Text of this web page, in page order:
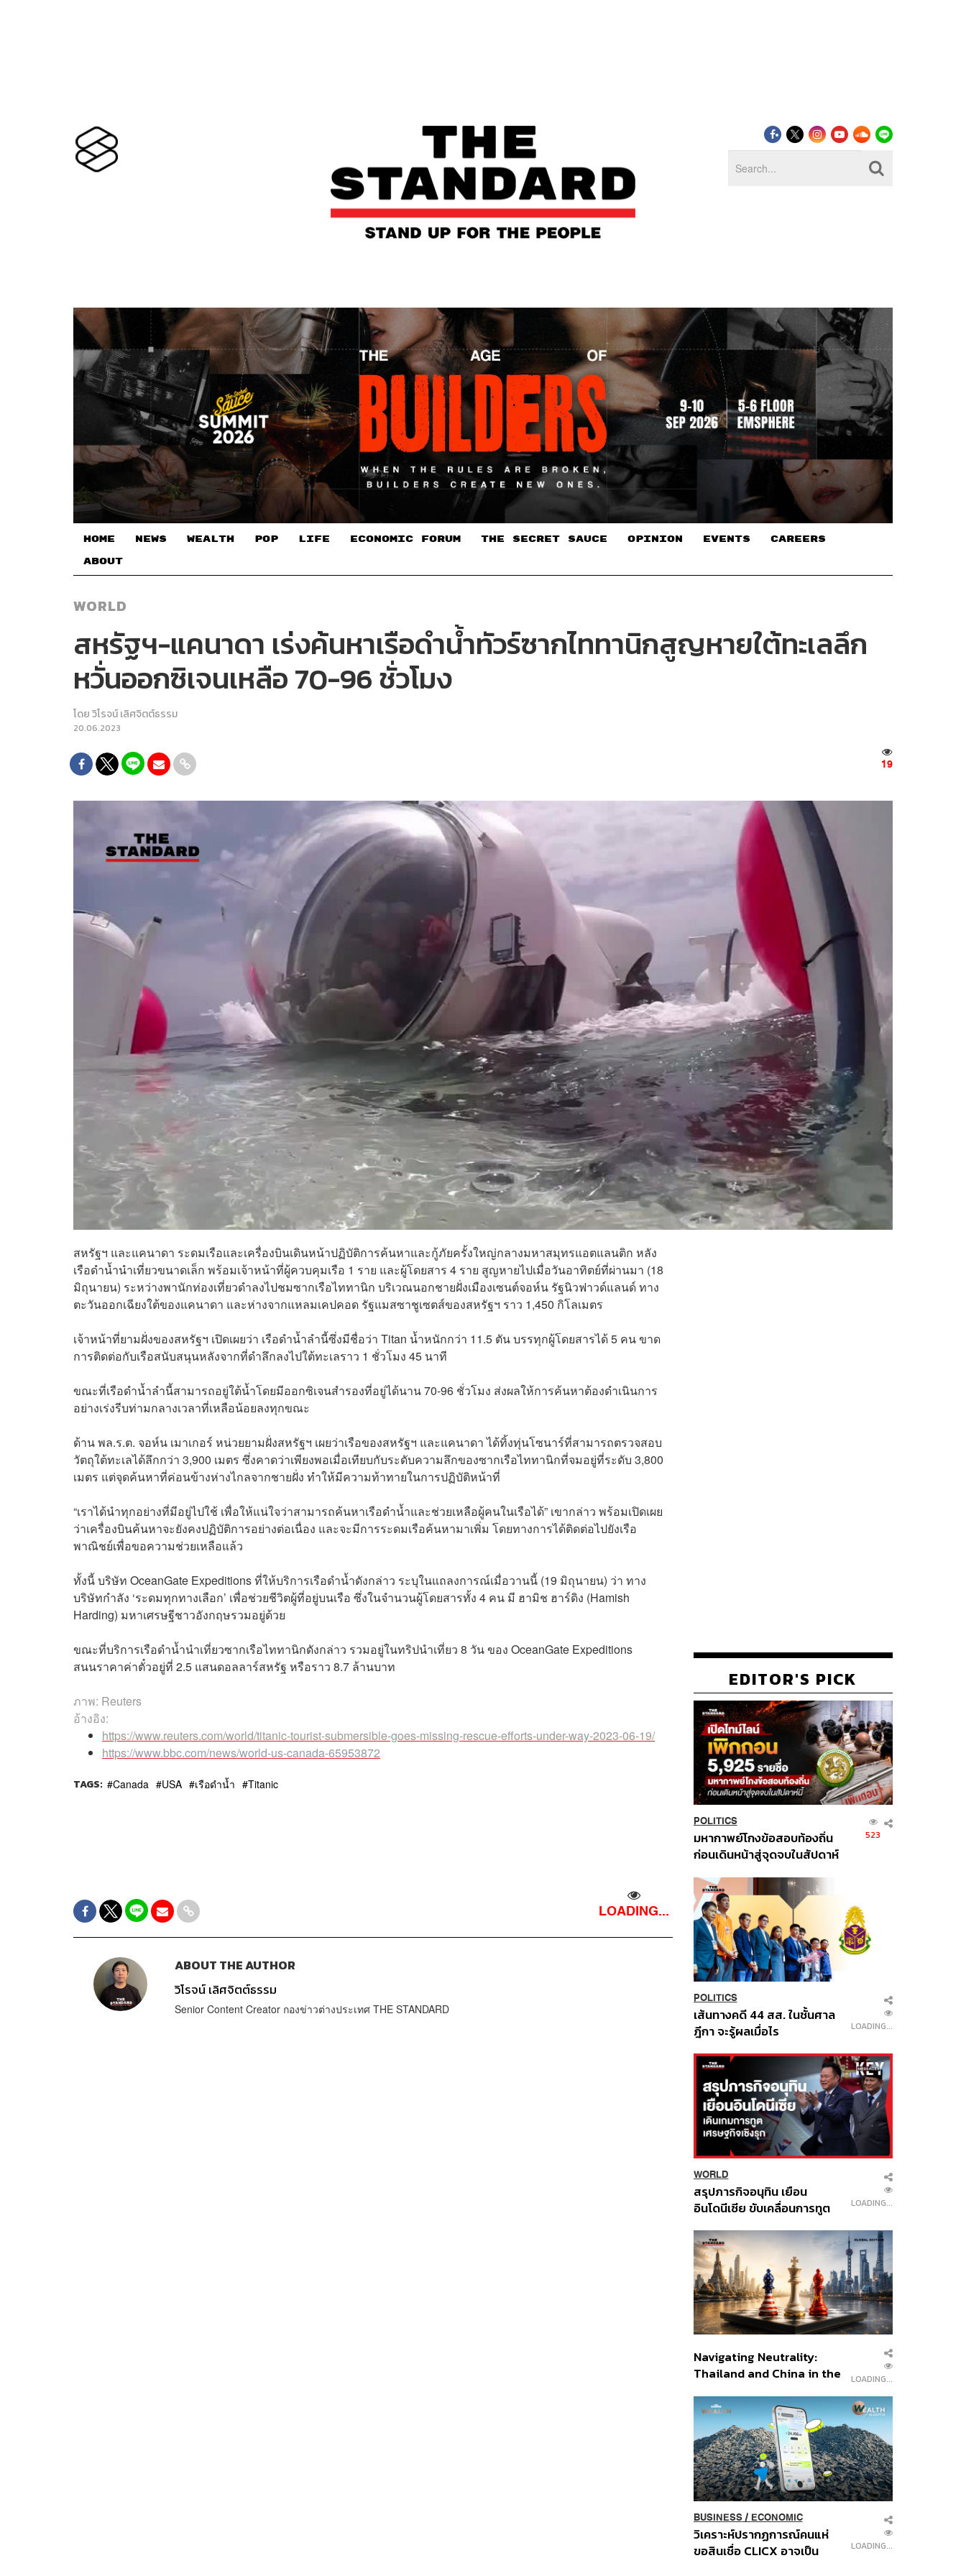
HOME NEWS WEALTH POP LIFE ECONOMIC FORUM THE SECRET SAUCE​ OPINION EVENTS CAREERS
ABOUT
WORLD
สหรัฐฯ-แคนาดา เร่งค้นหาเรือดำน้ำทัวร์ซากไททานิกสูญหายใต้ทะเลลึก
หวั่นออกซิเจนเหลือ 70-96 ชั่วโมง
โดยวิโรจน์ เลิศจิตต์ธรรม
20.06.2023
19
สหรัฐฯ และแคนาดา ระดมเรือและเครื่องบินเดินหน้าปฏิบัติการค้นหาและกู้ภัยครั้งใหญ่กลางมหาสมุทรแอตแลนติก หลัง
เรือดำน้ำนำเที่ยวขนาดเล็ก พร้อมเจ้าหน้าที่ผู้ควบคุมเรือ 1 ราย และผู้โดยสาร 4 ราย สูญหายไปเมื่อวันอาทิตย์ที่ผ่านมา (18
มิถุนายน) ระหว่างพานักท่องเที่ยวดำลงไปชมซากเรือไททานิก บริเวณนอกชายฝั่งเมืองเซนต์จอห์น รัฐนิวฟาวด์แลนด์ ทาง
ตะวันออกเฉียงใต้ของแคนาดา และห่างจากแหลมเคปคอด รัฐแมสซาชูเซตส์ของสหรัฐฯ ราว 1,450 กิโลเมตร
เจ้าหน้าที่ยามฝั่งของสหรัฐฯ เปิดเผยว่า เรือดำน้ำลำนี้ซึ่งมีชื่อว่า Titan น้ำหนักกว่า 11.5 ตัน บรรทุกผู้โดยสารได้ 5 คน ขาด
การติดต่อกับเรือสนับสนุนหลังจากที่ดำลึกลงไปใต้ทะเลราว 1 ชั่วโมง 45 นาที
ขณะที่เรือดำน้ำลำนี้สามารถอยู่ใต้น้ำโดยมีออกซิเจนสำรองที่อยู่ได้นาน 70-96 ชั่วโมง ส่งผลให้การค้นหาต้องดำเนินการ
อย่างเร่งรีบท่ามกลางเวลาที่เหลือน้อยลงทุกขณะ
ด้าน พล.ร.ต. จอห์น เมาเกอร์ หน่วยยามฝั่งสหรัฐฯ เผยว่าเรือของสหรัฐฯ และแคนาดา ได้ทิ้งทุ่นโซนาร์ที่สามารถตรวจสอบ
วัตถุใต้ทะเลได้ลึกกว่า 3,900 เมตร ซึ่งคาดว่าเพียงพอเมื่อเทียบกับระดับความลึกของซากเรือไททานิกที่จมอยู่ที่ระดับ 3,800
เมตร แต่จุดค้นหาที่ค่อนข้างห่างไกลจากชายฝั่ง ทำให้มีความท้าทายในการปฏิบัติหน้าที่
“เราได้นำทุกอย่างที่มีอยู่ไปใช้ เพื่อให้แน่ใจว่าสามารถค้นหาเรือดำน้ำและช่วยเหลือผู้คนในเรือได้” เขากล่าว พร้อมเปิดเผย
ว่าเครื่องบินค้นหาจะยังคงปฏิบัติการอย่างต่อเนื่อง และจะมีการระดมเรือค้นหามาเพิ่ม โดยทางการได้ติดต่อไปยังเรือ
พาณิชย์เพื่อขอความช่วยเหลือแล้ว
ทั้งนี้ บริษัท OceanGate Expeditions ที่ให้บริการเรือดำน้ำดังกล่าว ระบุในแถลงการณ์เมื่อวานนี้ (19 มิถุนายน) ว่า ทาง
บริษัทกำลัง ‘ระดมทุกทางเลือก’ เพื่อช่วยชีวิตผู้ที่อยู่บนเรือ ซึ่งในจำนวนผู้โดยสารทั้ง 4 คน มี ฮามิช ฮาร์ดิง (Hamish
Harding) มหาเศรษฐีชาวอังกฤษรวมอยู่ด้วย
ขณะที่บริการเรือดำน้ำนำเที่ยวซากเรือไททานิกดังกล่าว รวมอยู่ในทริปนำเที่ยว 8 วัน ของ OceanGate Expeditions
สนนราคาค่าตั๋วอยู่ที่ 2.5 แสนดอลลาร์สหรัฐ หรือราว 8.7 ล้านบาท
ภาพ: Reuters
อ้างอิง:
https://www.reuters.com/world/titanic-tourist-submersible-goes-missing-rescue-efforts-under-way-2023-06-19/
https://www.bbc.com/news/world-us-canada-65953872
TAGS: Canada USA เรือดำน้ำ Titanic
LOADING...
ABOUT THE AUTHOR
วิโรจน์ เลิศจิตต์ธรรม
Senior Content Creator กองข่าวต่างประเทศ THE STANDARD
EDITOR'S PICK
POLITICS
มหากาพย์โกงข้อสอบท้องถิ่น
ก่อนเดินหน้าสู่จุดจบในสัปดาห์
523
POLITICS
เส้นทางคดี 44 สส. ในชั้นศาล
ฎีกา จะรู้ผลเมื่อไร
LOADING...
WORLD
สรุปภารกิจอนุทิน เยือน
อินโดนีเซีย ขับเคลื่อนการทูต
ส่วนยุทธศาสตร์ไทย –
อินโดนีเซีย
Navigating Neutrality:
Thailand and China in the
Order
LOADING...
BUSINESS/ ECONOMIC
วิเคราะห์ปรากฏการณ์คนแห่
ขอสินเชื่อ CLICX อาจเป็น
LOADING...